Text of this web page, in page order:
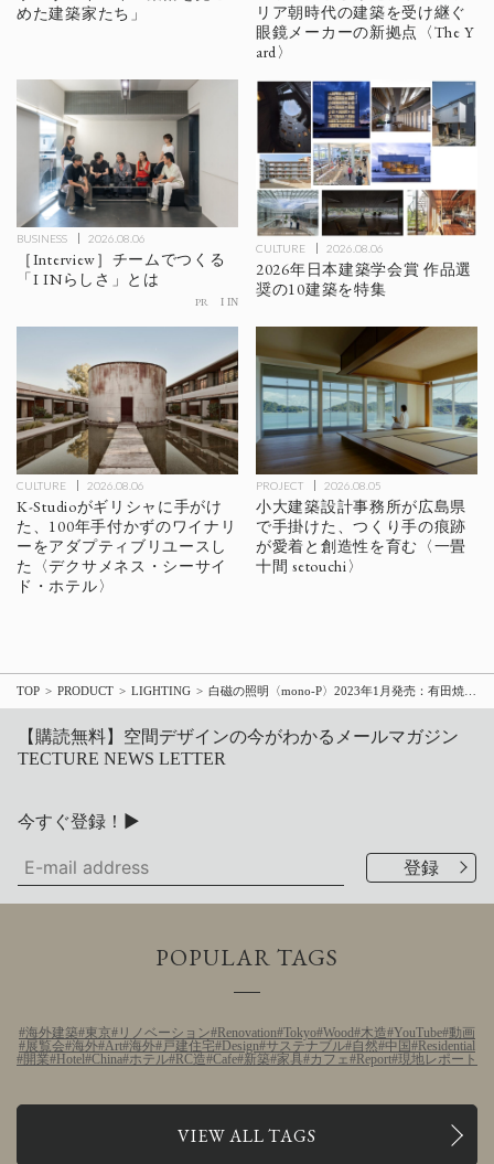
めた建築家たち」
リア朝時代の建築を受け継ぐ
眼鏡メーカーの新拠点〈The Y
ard〉
BUSINESS 2026.08.06
［Interview］チームでつくる
「I INらしさ」とは
PR I IN
CULTURE 2026.08.06
2026年日本建築学会賞 作品選
奨の10建築を特集
CULTURE 2026.08.06
K-Studioがギリシャに手がけ
た、100年手付かずのワイナリ
ーをアダプティブリユースし
た〈デクサメネス・シーサイ
ド・ホテル〉
PROJECT 2026.08.05
小大建築設計事務所が広島県
で手掛けた、つくり手の痕跡
が愛着と創造性を育む〈一畳
十間 setouchi〉
TOP PRODUCT LIGHTING
【購読無料】空間デザインの今がわかるメールマガジン
TECTURE NEWS LETTER
今すぐ登録！▶
POPULAR TAGS
海外建築 東京 リノベーション Renovation Tokyo Wood 木造 YouTube 動画
展覧会 海外 Art 海外 戸建住宅 Design サステナブル 自然 中国 Residential
開業 Hotel China ホテル RC造 Cafe 新築 家具 カフェ Report 現地レポート
VIEW ALL TAGS